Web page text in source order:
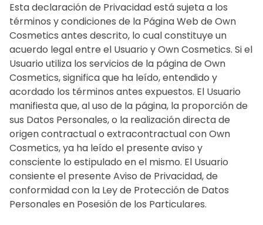
Esta declaración de Privacidad está sujeta a los
términos y condiciones de la Página Web de Own
Cosmetics antes descrito, lo cual constituye un
acuerdo legal entre el Usuario y Own Cosmetics. Si el
Usuario utiliza los servicios de la página de Own
Cosmetics, significa que ha leído, entendido y
acordado los términos antes expuestos. El Usuario
manifiesta que, al uso de la página, la proporción de
sus Datos Personales, o la realización directa de
origen contractual o extracontractual con Own
Cosmetics, ya ha leído el presente aviso y
consciente lo estipulado en el mismo. El Usuario
consiente el presente Aviso de Privacidad, de
conformidad con la Ley de Protección de Datos
Personales en Posesión de los Particulares.